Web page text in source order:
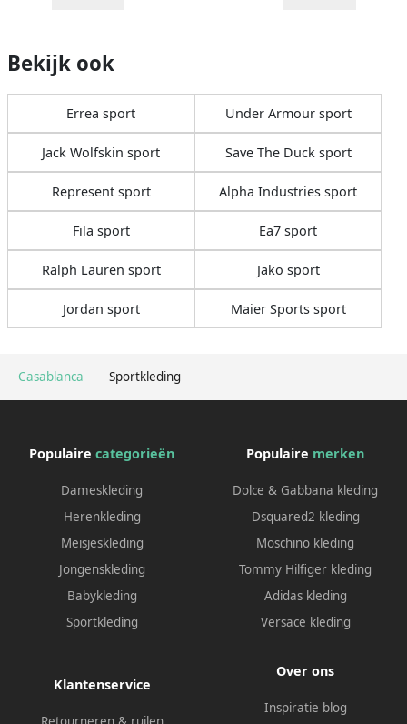
Casablanca Sportkleding
Bekijk ook
Errea sport Under Armour sport
Jack Wolfskin sport Save The Duck sport
Represent sport Alpha Industries sport
Fila sport Ea7 sport
Ralph Lauren sport Jako sport
Jordan sport Maier Sports sport
Populaire categorieën
Dameskleding
Herenkleding
Meisjeskleding
Jongenskleding
Babykleding
Sportkleding
Populaire merken
Dolce & Gabbana kleding
Dsquared2 kleding
Moschino kleding
Tommy Hilfiger kleding
Adidas kleding
Versace kleding
Klantenservice
Over ons
Inspiratie blog